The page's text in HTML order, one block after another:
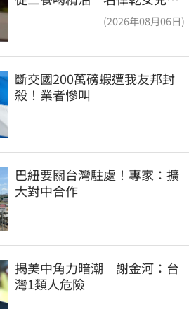
(2026年08月06日)
斷交國200萬磅蝦遭我友邦封
殺！業者慘叫
巴紐要關台灣駐處！專家：擴
大對中合作
揭美中角力暗潮　謝金河：台
灣1類人危險